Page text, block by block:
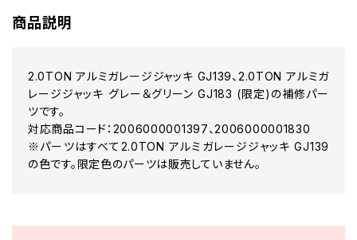
商品説明
2.0TON アルミガレージジャッキ GJ139、2.0TON アルミガ
レージジャッキ グレー＆グリーン GJ183 (限定)の補修パー
ツです。
対応商品コード：2006000001397、2006000001830
※パーツはすべて2.0TON アルミガレージジャッキ GJ139
の色です。限定色のパーツは販売していません。